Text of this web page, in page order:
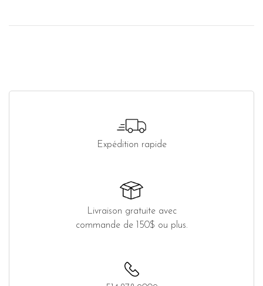
Expédition rapide
Livraison gratuite avec
commande de 150$ ou plus.